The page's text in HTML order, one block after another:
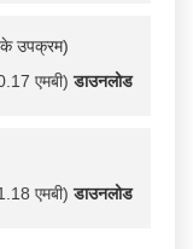
के उपक्रम)
एमबी)डाउनलोड
एमबी)डाउनलोड